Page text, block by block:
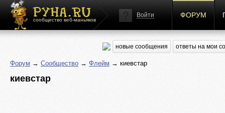
сообщество веб-маньяков
Войти ФОРУМ
новые сообщения ответы на мои
Форум → Сообщество → Флейм → киевстар
киевстар